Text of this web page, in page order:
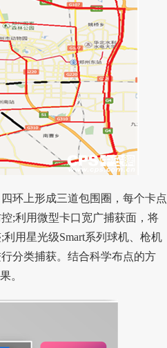
环上形成三道包围圈，每个卡点
;利用微型卡口宽广捕获面，将
用星光级Smart系列球机、枪机
分类捕获。结合科学布点的方
。